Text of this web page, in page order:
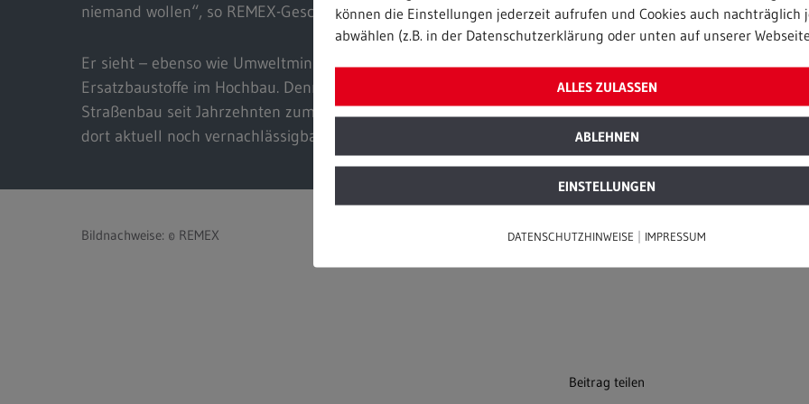
niemand wollen“, so REMEX-Geschäftsführer Stoll.
Er sieht – ebenso wie Umweltminister Krischer – große Potenziale für
Ersatzbaustoffe im Hochbau. Denn während Ersatzbaustoffe im
Straßenbau seit Jahrzehnten zum Einsatz kommen, ist deren Nutzung
dort aktuell noch vernachlässigbar gering.
Bildnachweise: © REMEX
Beitrag teilen
können die Einstellungen jederzeit aufrufen und Cookies auch nachträglich
abwählen (z.B. in der Datenschutzerklärung oder unten auf unserer
ALLES ZULASSEN
ABLEHNEN
EINSTELLUNGEN
DATENSCHUTZHINWEISE | IMPRESSUM